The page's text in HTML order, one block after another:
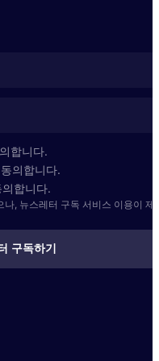
합니다.
의합니다.
합니다.
, 뉴스레터 구독 서비스 이용이 제
구독하기